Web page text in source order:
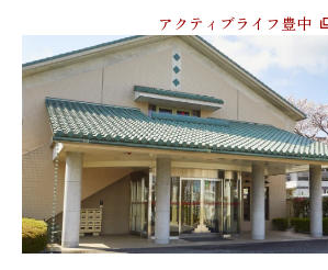
アクティブライフ豊中